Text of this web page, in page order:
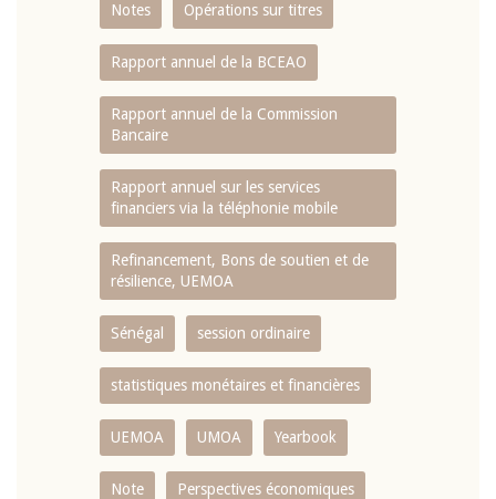
Notes Opérations sur titres
Rapport annuel de la BCEAO
Rapport annuel de la Commission
Bancaire
Rapport annuel sur les services
financiers via la téléphonie mobile
Refinancement, Bons de soutien et de
résilience, UEMOA
Sénégal session ordinaire
statistiques monétaires et financières
UEMOA UMOA Yearbook
Note Perspectives économiques